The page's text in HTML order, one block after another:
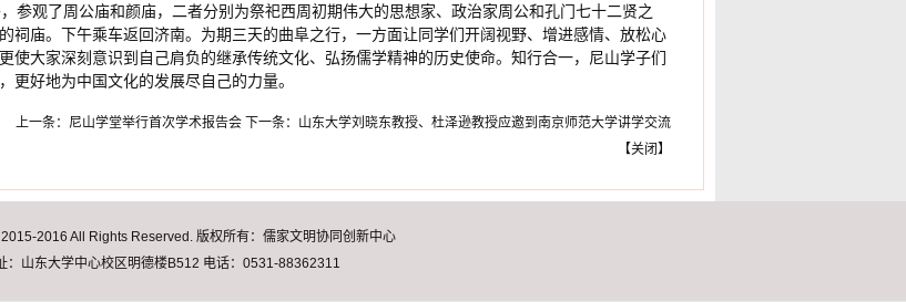
参观了周公庙和颜庙，二者分别为祭祀西周初期伟大的思想家、政治家周公和孔门七十二贤之
祠庙。下午乘车返回济南。为期三天的曲阜之行，一方面让同学们开阔视野、增进感情、放松心
使大家深刻意识到自己肩负的继承传统文化、弘扬儒学精神的历史使命。知行合一，尼山学子们
更好地为中国文化的发展尽自己的力量。
上一条： 尼山学堂举行首次学术报告会 下一条： 山东大学刘晓东教授、杜泽逊教授应邀到南京师范大学讲学交流
【关闭】
2016 All Rights Reserved. 版权所有：儒家文明协同创新中心
：山东大学中心校区明德楼B512 电话：0531-88362311